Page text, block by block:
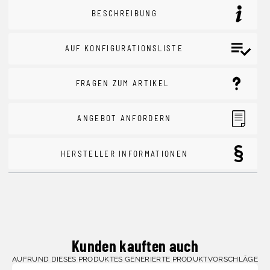
BESCHREIBUNG
AUF KONFIGURATIONSLISTE
FRAGEN ZUM ARTIKEL
ANGEBOT ANFORDERN
HERSTELLER INFORMATIONEN
Kunden kauften auch
AUFRUND DIESES PRODUKTES GENERIERTE PRODUKTVORSCHLÄGE